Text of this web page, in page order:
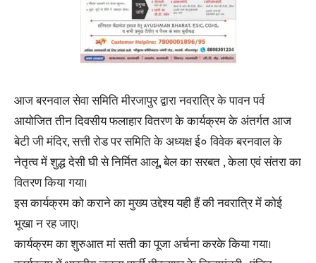
आज बरनवाल सेवा समिति मीरजापुर द्वारा नवरात्रि के पावन पर्व
आयोजित तीन दिवसीय फलाहार वितरण के कार्यक्रम के अंतर्गत आज
बेटी जी मंदिर, सत्ती रोड पर समिति के अध्यक्ष ई० विवेक बरनवाल के
नेतृत्व में शुद्ध देसी घी से निर्मित आलू, बेल का सरबत , केला एवं संतरा का
वितरण किया गया।
इस कार्यक्रम को कराने का मुख्य उद्देश्य यही हैं की नवरात्रि में कोई
भूखा‌ न रह जाए।
कार्यक्रम का शुरुआत मां सती का पूजा अर्चना करके किया गया।